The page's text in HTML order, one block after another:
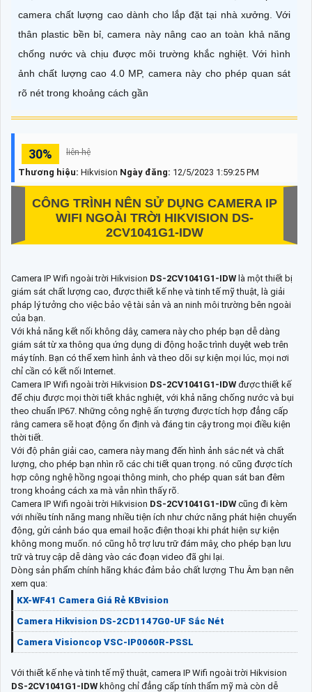
camera chất lượng cao dành cho lắp đặt tại nhà xưởng. Với
thân plastic bền bỉ, camera này nâng cao an toàn khả năng
chống nước và chịu được môi trường khắc nghiệt. Với hình
ảnh chất lượng cao 4.0 MP, camera này cho phép quan sát
rõ nét trong khoảng cách gần
30% liên hệ
Thương hiệu: Hikvision Ngày đăng: 12/5/2023 1:59:25 PM
CÔNG TRÌNH NÊN SỬ DỤNG CAMERA IP
WIFI NGOÀI TRỜI HIKVISION DS-
2CV1041G1-IDW
Camera IP Wifi ngoài trời Hikvision DS-2CV1041G1-IDW là một thiết bị
giám sát chất lượng cao, được thiết kế nhẹ và tinh tế mỹ thuật, là giải
pháp lý tưởng cho việc bảo vệ tài sản và an ninh môi trường bên ngoài
của bạn.
Với khả năng kết nối không dây, camera này cho phép bạn dễ dàng
giám sát từ xa thông qua ứng dụng di động hoặc trình duyệt web trên
máy tính. Bạn có thể xem hình ảnh và theo dõi sự kiện mọi lúc, mọi nơi
chỉ cần có kết nối Internet.
Camera IP Wifi ngoài trời Hikvision DS-2CV1041G1-IDW được thiết kế
để chịu được mọi thời tiết khắc nghiệt, với khả năng chống nước và bụi
theo chuẩn IP67. Những công nghệ ấn tượng được tích hợp đẳng cấp
rằng camera sẽ hoạt động ổn định và đáng tin cậy trong mọi điều kiện
thời tiết.
Với độ phân giải cao, camera này mang đến hình ảnh sắc nét và chất
lượng, cho phép bạn nhìn rõ các chi tiết quan trọng. nó cũng được tích
hợp công nghệ hồng ngoại thông minh, cho phép quan sát ban đêm
trong khoảng cách xa mà vẫn nhìn thấy rõ.
Camera IP Wifi ngoài trời Hikvision DS-2CV1041G1-IDW cũng đi kèm
với nhiều tính năng mang nhiều tiện ích như chức năng phát hiện chuyển
động, gửi cảnh báo qua email hoặc điện thoại khi phát hiện sự kiện
không mong muốn. nó cũng hỗ trợ lưu trữ đám mây, cho phép bạn lưu
trữ và truy cập dễ dàng vào các đoạn video đã ghi lại.
Dòng sản phẩm chính hãng khác đảm bảo chất lượng Thu Âm bạn nên
xem qua:
KX-WF41 Camera Giá Rẻ KBvision
Camera Hikvision DS-2CD1147G0-UF Sắc Nét
Camera Visioncop VSC-IP0060R-PSSL
Với thiết kế nhẹ và tinh tế mỹ thuật, camera IP Wifi ngoài trời Hikvision
DS-2CV1041G1-IDW không chỉ đẳng cấp tính thẩm mỹ mà còn dễ